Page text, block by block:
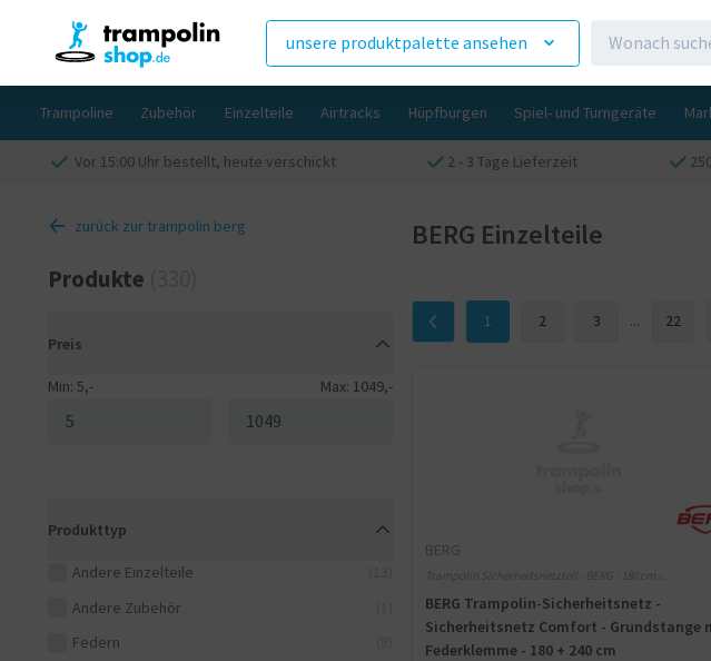
unsere produktpalette ansehen
Trampoline Zubehör Einzelteile Airtracks Hüpfburgen Spiel- und Turngeräte
Vor 15:00 Uhr bestellt, heute verschickt 2 - 3 Tage Lieferzeit
zurück zur trampolin berg
Produkte
Preis
Min: 5,- Max: 1049,-
Produkttyp
Andere Einzelteile
Andere Zubehör
Federn
BERG Einzelteile
1 2 3 ... 22
BERG
Trampolin Sicherheitsnetzteil - BERG - 180 cm -
BERG Trampolin-Sicherheitsnetz -
Sicherheitsnetz Comfort - Grundstange
Federklemme - 180 + 240 cm